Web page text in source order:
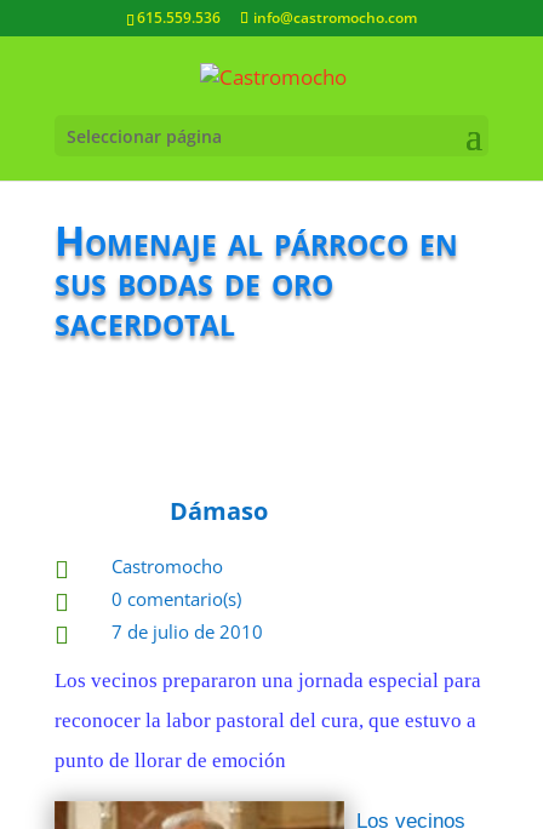
615.559.536 info@castromocho.com
Seleccionar página
Homenaje al párroco en
sus bodas de oro
sacerdotal
Dámaso
 Castromocho
 0 comentario(s)
 7 de julio de 2010
Los vecinos prepararon una jornada especial para
reconocer la labor pastoral del cura, que estuvo a
punto de llorar de emoción
Los vecinos